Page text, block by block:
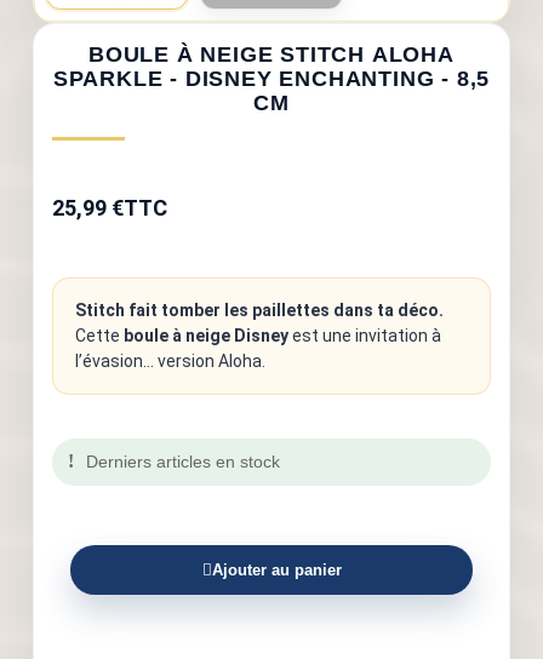
BOULE À NEIGE STITCH ALOHA
SPARKLE - DISNEY ENCHANTING - 8,5
CM
25,99 €TTC
Stitch fait tomber les paillettes dans ta déco.
Cette boule à neige Disneyest une invitation à
l’évasion... version Aloha.
Derniers articles en stock
Ajouter au panier